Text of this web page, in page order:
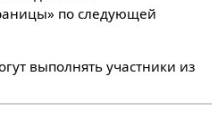
по следующей
выполнять участники из